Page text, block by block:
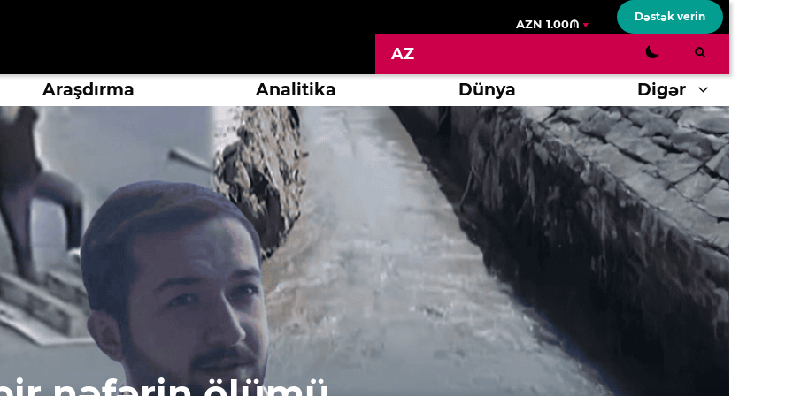
AZN 1.00₼
Dəstək verin
AZ
Araşdırma Analitika Dünya Digər